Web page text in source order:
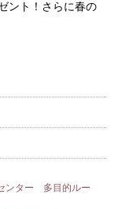
ント！さらに春の
ンター 多目的ルー